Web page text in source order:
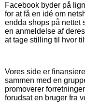
Facebook byder på
for at få en idé om
endda shops på nettet
en anmeldelse af
at tage stilling til hvor
Vores side er
sammen med en
promoverer
forudsat en bruger fra